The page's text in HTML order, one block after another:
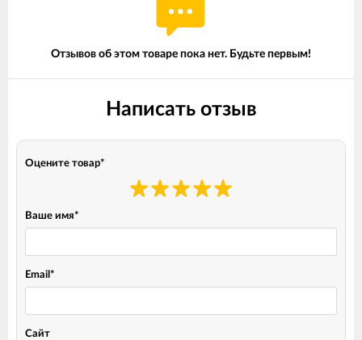
Отзывов об этом товаре пока нет. Будьте первым!
Написать отзыв
Оцените товар*
Ваше имя*
Email *
Сайт